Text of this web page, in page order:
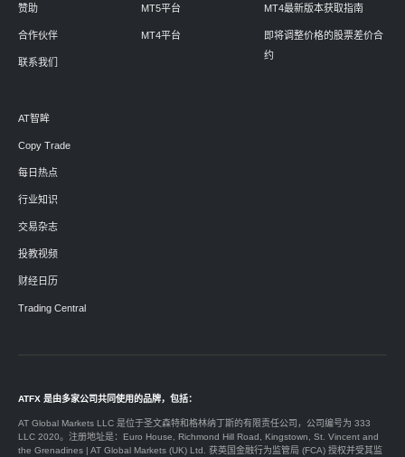
赞助
合作伙伴
联系我们
MT5平台
MT4平台
MT4最新版本获取指南
即将调整价格的股票差价合
约
AT智眸
Copy Trade
每日热点
行业知识
交易杂志
投教视频
财经日历
Trading Central
ATFX 是由多家公司共同使用的品牌，包括：
AT Global Markets LLC 是位于圣文森特和格林纳丁斯的有限责任公司，公司编号为 333
LLC 2020。注册地址是：Euro House, Richmond Hill Road, Kingstown, St. Vincent and
the Grenadines | AT Global Markets (UK) Ltd. 获英国金融行为监管局 (FCA) 授权并受其监